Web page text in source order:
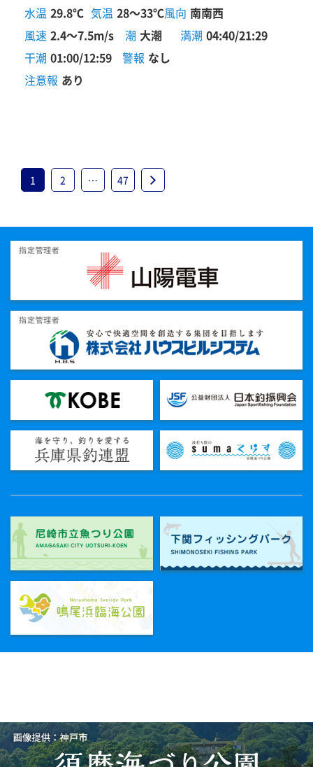
水温 29.8℃ 気温 28～33℃風向 南南西
風速 2.4～7.5m/s 潮 大潮 満潮 04:40/21:29
干潮 01:00/12:59 警報 なし
注意報 あり
1 2 … 47